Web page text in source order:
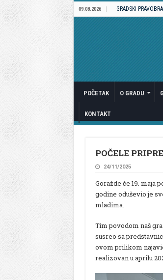
09.08.2026 GRADSKI
POČETAK O GRADU
KONTAKT
POČELE
24/11/2025
Goražde će 19. maja
godine oduševio je
mladima.
Tim povodom naš
susreo sa
ovom prilikom
realizovan u aprilu